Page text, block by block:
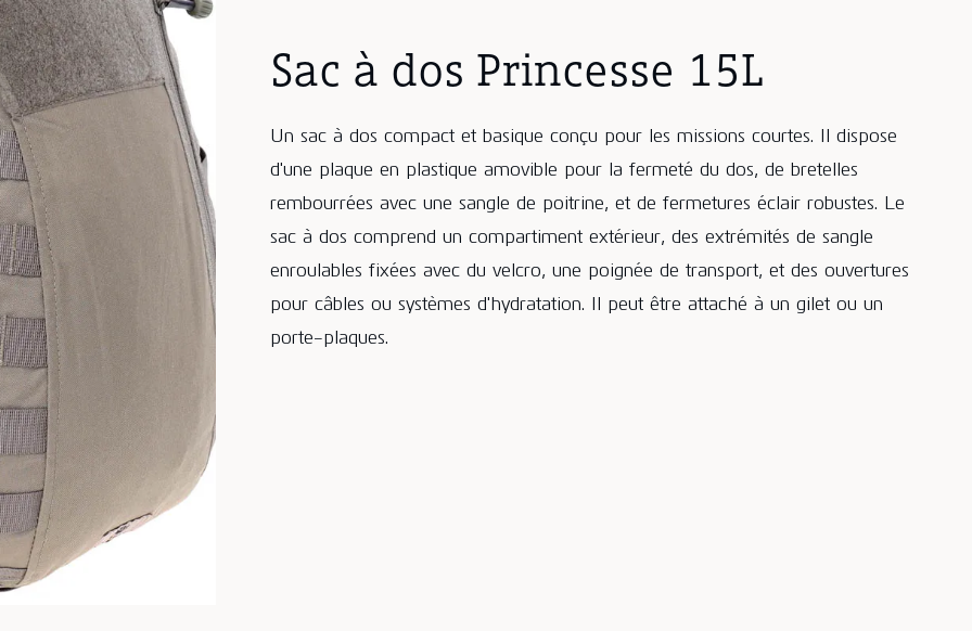
Sac à dos Princesse 15L
Un sac à dos compact et basique conçu pour les missions courtes. Il dispose
d'une plaque en plastique amovible pour la fermeté du dos, de bretelles
rembourrées avec une sangle de poitrine, et de fermetures éclair robustes. Le
sac à dos comprend un compartiment extérieur, des extrémités de sangle
enroulables fixées avec du velcro, une poignée de transport, et des ouvertures
pour câbles ou systèmes d'hydratation. Il peut être attaché à un gilet ou un
porte-plaques.